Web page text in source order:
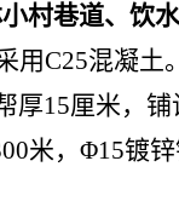
村巷道、饮
C25混凝
15厘米，
米，Φ15镀